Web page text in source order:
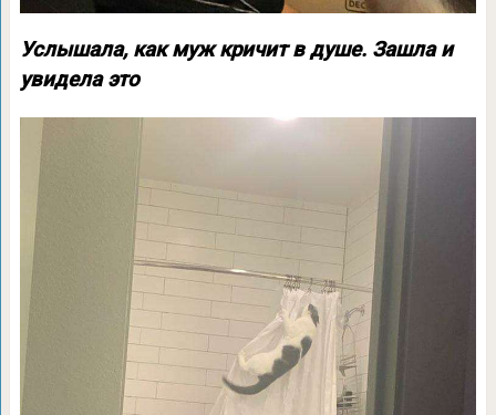
Услышала, как муж кричит в душе. Зашла и
увидела это